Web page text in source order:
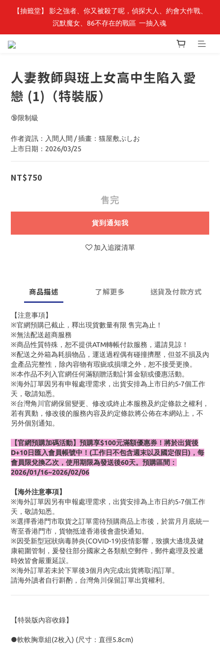
最新開賣🔥「全知讀者視角」 周邊商品
【抽籤堂】 影之強者、你又被殺了呢，偵探大人、約會大作戰、
沉默魔女、86不存在的戰區  一抽入魂
人妻教師與班上女高中生陷入愛
戀 (1)（特裝版）
🔞限制級
作者資訊：入間人間 / 插畫：猫屋敷ぷしお
上市日期：2026/03/25
NT$750
售完
貨到通知我
加入追蹤清單
商品描述 了解更多 送貨及付款方式
【注意事項】
※官網預購已截止，釋出現貨數量有限 售完為止！
※無法配送超商服務
※商品性質特殊，恕不提供ATM轉帳付款服務，還請見諒！
※配送之外箱為耗損物品，運送過程偶有碰撞擠壓，但並不損及內
盒產品完整性，除內容物有瑕疵或損壞之外，恕不接受更換。
※本作品不列入官網任何滿額贈活動計算金額或優惠活動。
※海外訂單因另有申報處理需求，出貨安排為上市日約5-7個工作
天，敬請知悉。
※台灣角川官網保留變更、修改或終止本服務及約定條款之權利，
若有異動，修改後的服務內容及約定條款將公佈在本網站上，不
另外個別通知。
【官網預購加碼活動】預購享$100元滿額優惠券！將於出貨後
D+10日匯入會員帳號中！(工作日不包含週末以及國定假日)，每
會員限兌換乙次，使用期限為發送後60天。預購區間：
2026/01/16~2026/02/06
【海外注意事項】
※海外訂單因另有申報處理需求，出貨安排為上市日約5-7個工作
天，敬請知悉。
※選擇香港門市取貨之訂單需待預購商品上市後，於當月月底統一
寄至香港門市，貨物抵達香港後會盡快通知。
※因受新型冠狀病毒肺炎(COVID-19)疫情影響，致擴大邊境及健
康範圍管制，爰發往部分國家之各類航空郵件，郵件處理及投遞
時效皆會嚴重延誤。
※海外訂單若未於下單後3個月內完成出貨將取消訂單。
請海外讀者自行斟酌，台灣角川保留訂單出貨權利。
【特裝版內容收錄】
●軟軟胸章組(2枚入) (尺寸：直徑5.8cm)